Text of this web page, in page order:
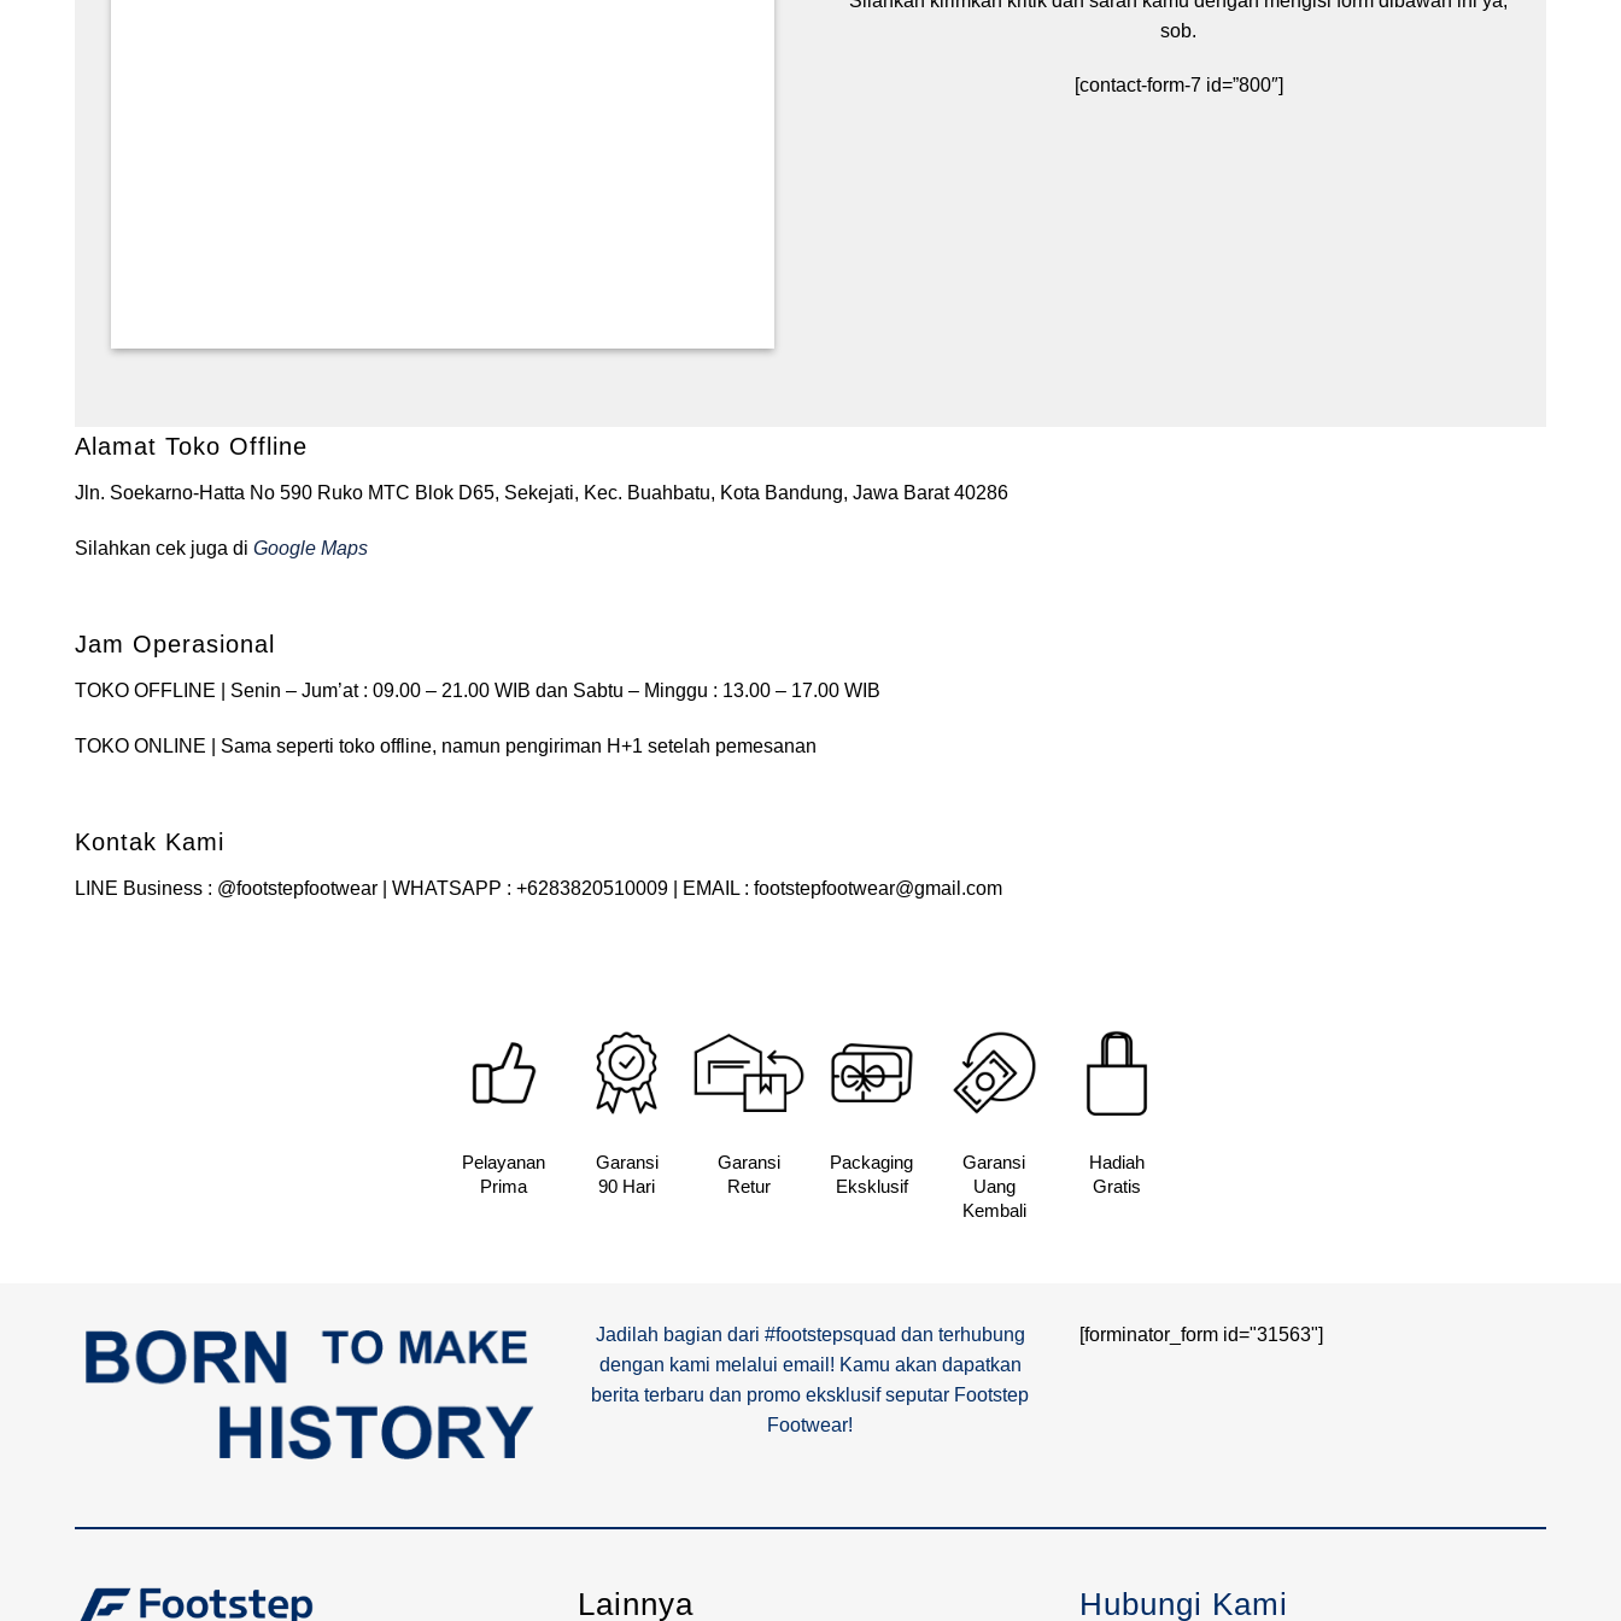
sob.
[contact-form-7 id=”800″]
Alamat Toko Offline
Jln. Soekarno-Hatta No 590 Ruko MTC Blok D65, Sekejati, Kec. Buahbatu, Kota Bandung, Jawa Barat 40286
Silahkan cek juga di Google Maps
Jam Operasional
TOKO OFFLINE | Senin – Jum’at : 09.00 – 21.00 WIB dan Sabtu – Minggu : 13.00 – 17.00 WIB
TOKO ONLINE | Sama seperti toko offline, namun pengiriman H+1 setelah pemesanan
Kontak Kami
LINE Business : @footstepfootwear | WHATSAPP : +6283820510009 | EMAIL : footstepfootwear@gmail.com
Pelayanan
Prima
Garansi
90 Hari
Garansi
Retur
Packaging
Eksklusif
Garansi
Uang
Kembali
Hadiah
Gratis
Jadilah bagian dari #footstepsquad dan terhubung
dengan kami melalui email! Kamu akan dapatkan
berita terbaru dan promo eksklusif seputar Footstep
Footwear!
[forminator_form id="31563"]
Lainnya Hubungi Kami